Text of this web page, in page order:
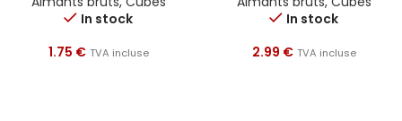
In stock
1.75 € TVA incluse
In stock
2.99 € TVA incluse